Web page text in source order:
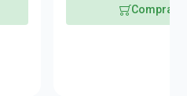
Comprar